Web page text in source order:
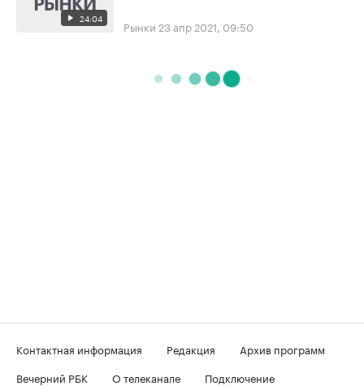
24:04 Рынки 23 апр 2021, 09:50
Контактная информация Редакция
Архив программ
Вечерний РБК
О телеканале
Подключение